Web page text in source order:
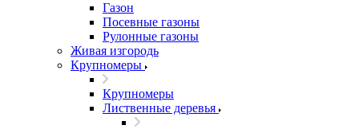
Газон
Посевные газоны
Рулонные газоны
Живая изгородь
Крупномеры
Крупномеры
Лиственные деревья